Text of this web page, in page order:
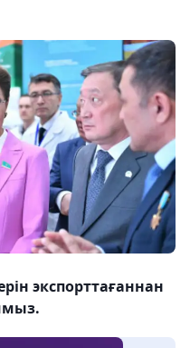
экспорттағаннан